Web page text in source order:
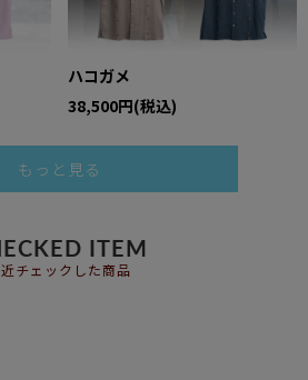
ハコガメ
38,500円(税込)
もっと見る
ITEM
チェックした商品